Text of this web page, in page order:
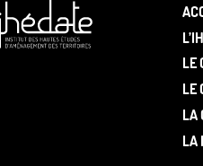
LE
LE
LA
LA